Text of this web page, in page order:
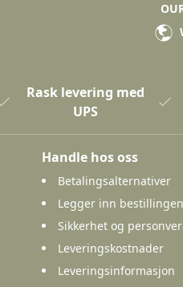
Rask levering med
UPS
Handle hos oss
Betalingsalternativer
Legger inn
Sikkerhet og
Leveringskostnader
Leveringsinformasjon